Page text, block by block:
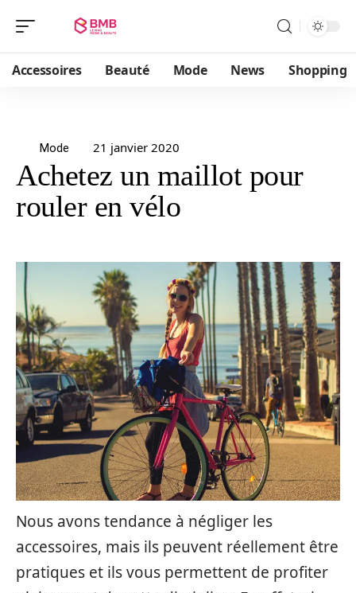
Accessoires Beauté Mode News Shopping
Mode 21 janvier 2020
Achetez un maillot pour
rouler en vélo
Nous avons tendance à négliger les
accessoires, mais ils peuvent réellement être
pratiques et ils vous permettent de profiter